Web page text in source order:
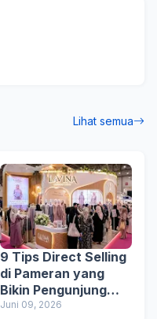
Lihat semua
9 Tips Direct Selling
di Pameran yang
Bikin Pengunjung
Betah Mampir
Juni 09, 2026